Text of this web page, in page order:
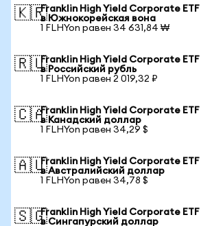
🇰🇷Franklin High Yield Corporate
в Южнокорейская вона
1 FLHYon равен 34 631,84 ₩
🇷🇺Franklin High Yield Corporate
в Российский рубль
1 FLHYon равен 2 019,32 ₽
🇨🇦Franklin High Yield Corporate
в Канадский доллар
1 FLHYon равен 34,29 $
🇦🇺Franklin High Yield Corporate
в Австралийский доллар
1 FLHYon равен 34,78 $
🇸🇬Franklin High Yield Corporate
в Сингапурский доллар